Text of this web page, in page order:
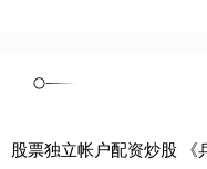
股票独立帐户配资炒股